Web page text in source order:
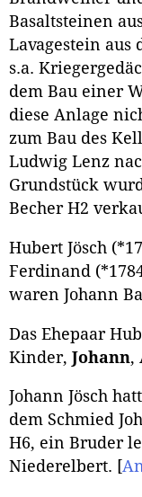
Basaltsteinen
Lavagestein aus
s.a.
dem Bau einer
diese Anlage
zum Bau des
Ludwig Lenz
Grundstück
Becher H2
Hubert Jösch
Ferdinand
waren Johann
Das Ehepaar
Kinder, Johann,
Johann Jösch
dem Schmied
H6, ein Bruder
Niederelbert. [